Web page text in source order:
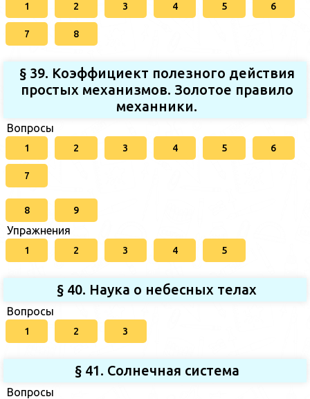
1 2 3 4 5 6
7 8
§ 39. Коэффициект полезного действия
простых механизмов. Золотое правило
механники.
Вопросы
1 2 3 4 5 6
7
8 9
Упражнения
1 2 3 4 5
§ 40. Наука о небесных телах
Вопросы
1 2 3
§ 41. Солнечная система
Вопросы